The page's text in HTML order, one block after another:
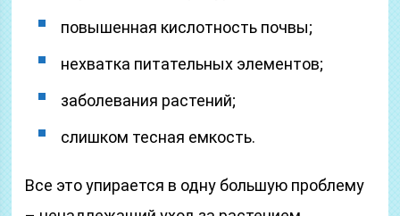
повышенная кислотность почвы;
нехватка питательных элементов;
заболевания растений;
слишком тесная емкость.
Все это упирается в одну большую проблему